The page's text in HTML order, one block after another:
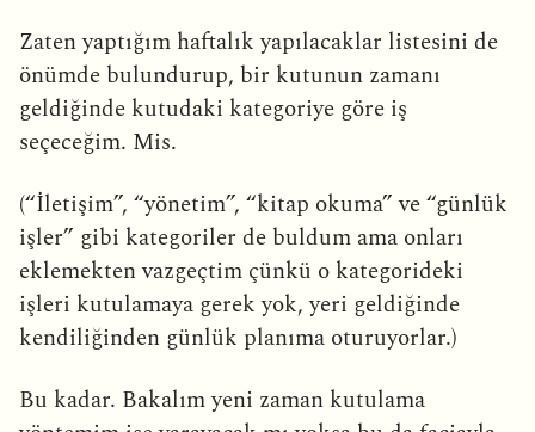
Zaten yaptığım haftalık yapılacaklar listesini de
önümde bulundurup, bir kutunun zamanı
geldiğinde kutudaki kategoriye göre iş
seçeceğim. Mis.
(“İletişim”, “yönetim”, “kitap okuma” ve “günlük
işler” gibi kategoriler de buldum ama onları
eklemekten vazgeçtim çünkü o kategorideki
işleri kutulamaya gerek yok, yeri geldiğinde
kendiliğinden günlük planıma oturuyorlar.)
Bu kadar. Bakalım yeni zaman kutulama